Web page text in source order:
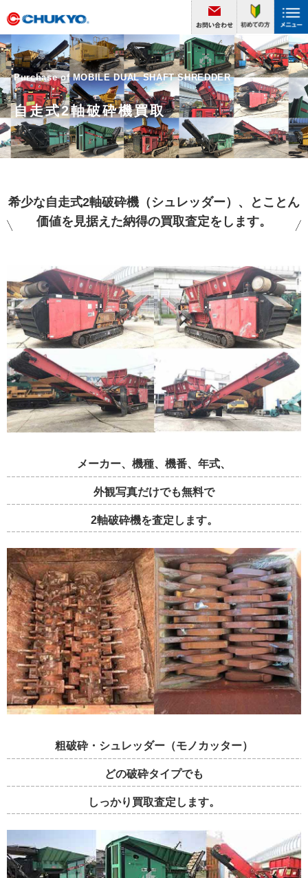
Purchase of MOBILE DUAL SHAFT SHREDDER
自走式2軸破砕機買取
希少な自走式2軸破砕機（シュレッダー）、とことん
価値を見据えた納得の買取査定をします。
メーカー、機種、機番、年式、
外観写真だけでも無料で
2軸破砕機を査定します。
粗破砕・シュレッダー（モノカッター）
どの破砕タイプでも
しっかり買取査定します。